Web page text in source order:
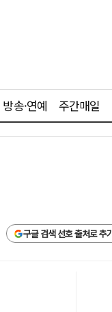
방송·연예 주간매일
구글 검색 선호 출처로 추